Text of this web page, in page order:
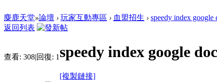
麋鹿天堂»論壇 › 玩家互動專區 › 血盟招生 › speedy index google
返回列表
查看: 308|回復: 1 speedy index google
[複製鏈接]